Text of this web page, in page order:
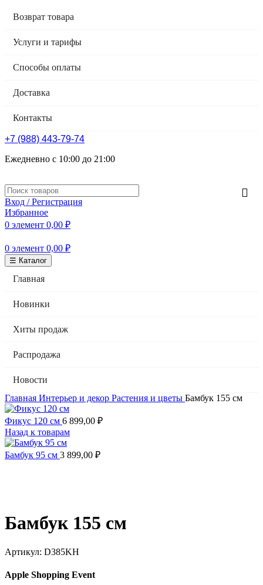
Возврат товара
Услуги и тарифы
Способы оплаты
Доставка
Контакты
+7 (988) 443-79-74
Ежедневно с 10:00 до 21:00
Вход / Регистрация
Избранное
0 элемент 0,00 ₽
0 элемент 0,00 ₽
☰ Каталог
Главная
Новинки
Хиты продаж
Распродажа
Новости
Главная Интерьер и декор Растения и цветы Бамбук 155 см
Фикус 120 см 6 899,00 ₽
Назад к товарам
Бамбук 95 см 3 899,00 ₽
Бамбук 155 см
Артикул: D385KH
Apple Shopping Event